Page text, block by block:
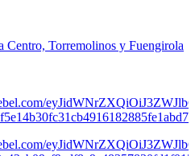
Centro, Torremolinos y Fuengirola